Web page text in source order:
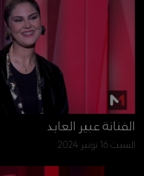
الفنانة عبير العابد
السبت 16 نونبر 2024